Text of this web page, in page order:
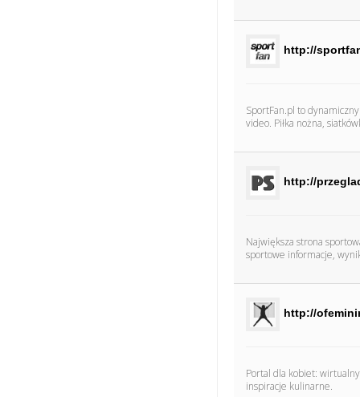
http://
SportFan.pl to
video. Piłka nożna,
http://
Największa strona
sportowe informacje,
http://
Portal dla kobiet:
inspiracje kulinarne.